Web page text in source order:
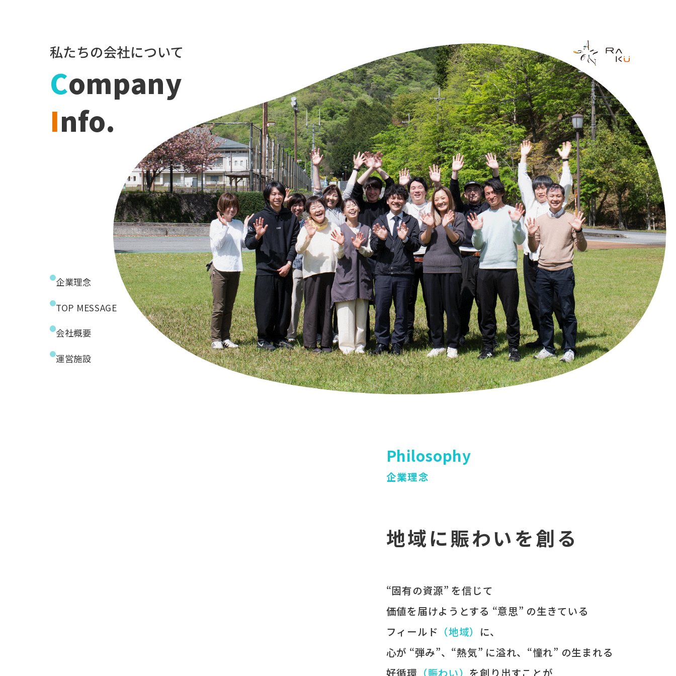
私たちの会社について
Company
Info.
企業理念
TOP MESSAGE
会社概要
運営施設
Philosophy
企業理念
地域に賑わいを創る
“固有の​資源” を​信じて
価値を​届けようとする​ “意思” の​生きている
フィールド ​（地域） に、
心が​ “弾み”、 “熱気” に​溢れ、 “憧れ” の​生まれる
好循環 ​（賑わい） を​創り出すことが